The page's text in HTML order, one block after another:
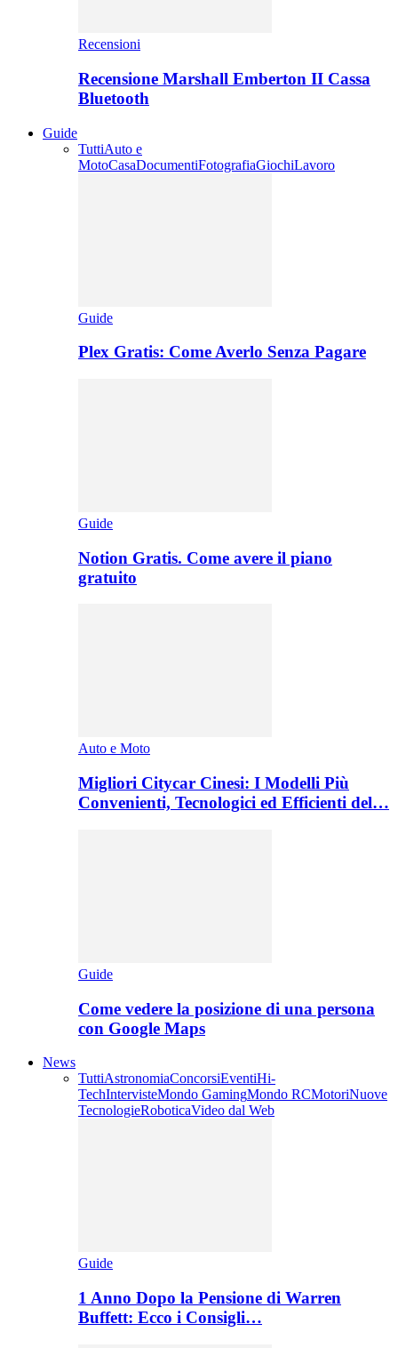
Recensioni
Recensione Marshall Emberton II Cassa
Bluetooth
Guide
TuttiAuto e
MotoCasaDocumentiFotografiaGiochiLavoro
Guide
Plex Gratis: Come Averlo Senza Pagare
Guide
Notion Gratis. Come avere il piano
gratuito
Auto e Moto
Migliori Citycar Cinesi: I Modelli Più
Convenienti, Tecnologici ed Efficienti del…
Guide
Come vedere la posizione di una persona
con Google Maps
News
TuttiAstronomiaConcorsiEventiHi-
TechIntervisteMondo GamingMondo RCMotoriNuove
TecnologieRoboticaVideo dal Web
Guide
1 Anno Dopo la Pensione di Warren
Buffett: Ecco i Consigli…